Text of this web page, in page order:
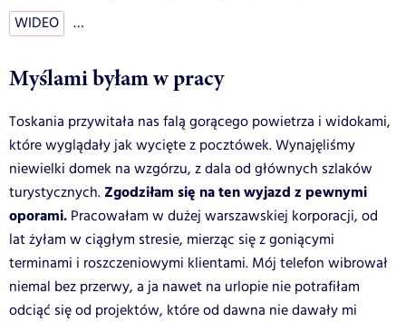
WIDEO
…
Myślami byłam w pracy
Toskania przywitała nas falą gorącego powietrza i widokami,
które wyglądały jak wycięte z pocztówek. Wynajęliśmy
niewielki domek na wzgórzu, z dala od głównych szlaków
turystycznych. Zgodziłam się na ten wyjazd z pewnymi
oporami. Pracowałam w dużej warszawskiej korporacji, od
lat żyłam w ciągłym stresie, mierząc się z goniącymi
terminami i roszczeniowymi klientami. Mój telefon wibrował
niemal bez przerwy, a ja nawet na urlopie nie potrafiłam
odciąć się od projektów, które od dawna nie dawały mi